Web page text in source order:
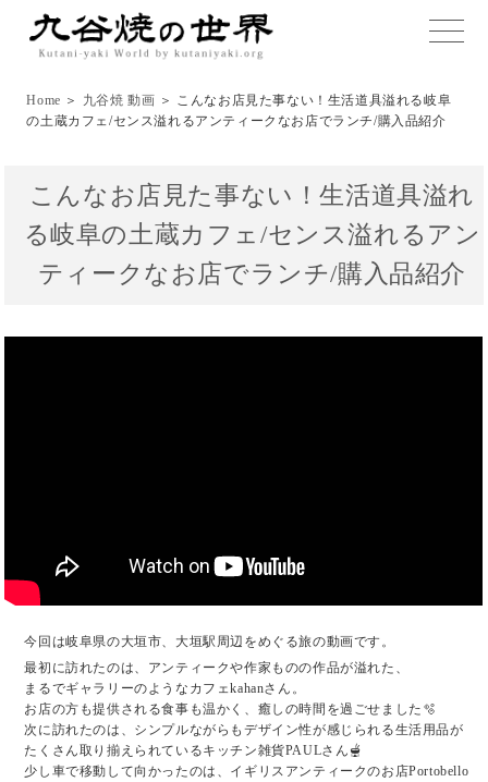
toggle
Home ＞ 九谷焼 動画 ＞ こんなお店見た事ない！生活道具溢れる岐阜
の土蔵カフェ/センス溢れるアンティークなお店でランチ/購入品紹介
こんなお店見た事ない！生活道具溢れ
る岐阜の土蔵カフェ/センス溢れるアン
ティークなお店でランチ/購入品紹介
今回は岐阜県の大垣市、大垣駅周辺をめぐる旅の動画です。
最初に訪れたのは、アンティークや作家ものの作品が溢れた、
まるでギャラリーのようなカフェkahanさん。
お店の方も提供される食事も温かく、癒しの時間を過ごせました🫧
次に訪れたのは、シンプルながらもデザイン性が感じられる生活用品が
たくさん取り揃えられているキッチン雑貨PAULさん🫕
少し車で移動して向かったのは、イギリスアンティークのお店Portobello